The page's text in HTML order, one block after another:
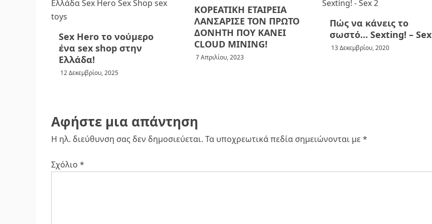
Sex Hero το νούμερο
ένα sex shop στην
Ελλάδα!
12 Δεκεμβρίου, 2025
ΚΟΡΕΑΤΙΚΗ ΕΤΑΙΡΕΙΑ
ΛΑΝΣΑΡΙΣΕ ΤΟΝ ΠΡΩΤΟ
ΔΟΝΗΤΗ ΠΟΥ ΚΑΝΕΙ
CLOUD MINING!
7 Απριλίου, 2023
Πώς να κάνεις το
σωστό… Sexting! – Sex
13 Δεκεμβρίου, 2020
Αφήστε μια απάντηση
Η ηλ. διεύθυνση σας δεν δημοσιεύεται. Τα υποχρεωτικά πεδία σημειώνονται με *
Σχόλιο *